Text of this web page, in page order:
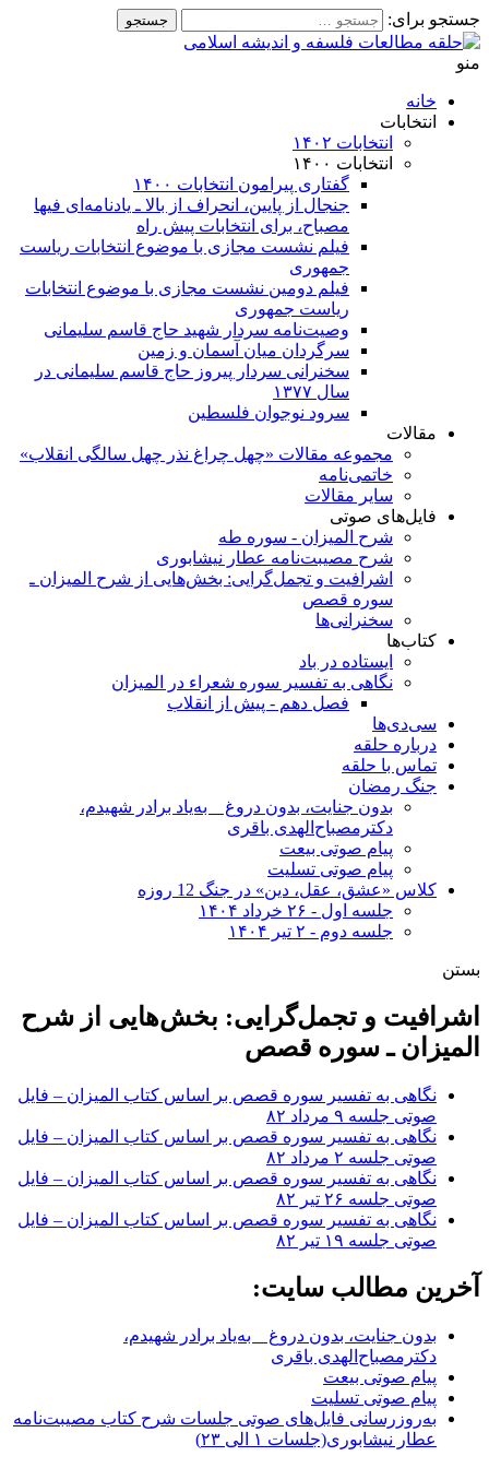
جستجو برای:
منو
خانه
انتخابات
انتخابات ۱۴۰۲
انتخابات ۱۴۰۰
گفتاری پیرامون انتخابات ۱۴۰۰
جنجال از پایین، انحراف از بالا ـ یادنامه‌ای فیها
مصباح، برای انتخابات پیش راه
فیلم نشست مجازی با موضوع انتخابات ریاست
جمهوری
فیلم دومین نشست مجازی با موضوع انتخابات
ریاست جمهوری
وصیت‌نامه سردار شهید حاج قاسم سلیمانی
سرگردان ميان آسمان و زمين
سخنرانی سردار پیروز حاج قاسم سلیمانی در
سال ۱۳۷۷
سرود نوجوان فلسطین
مقالات
مجموعه مقالات «چهل چراغ نذر چهل سالگی انقلاب»
خاتمی‌نامه
سایر مقالات
فایل‌های صوتی
شرح المیزان - سوره طه
شرح مصیبت‌نامه عطار نیشابوری
اشرافيت و تجمل‌گرايی: بخش‌هايی از شرح الميزان ـ
سوره قصص
سخنرانی‏‌ها
کتاب‌ها
ایستاده در باد
نگاهی به تفسیر سوره شعراء در المیزان
فصل دهم - پیش از انقلاب
سی‌دی‌ها
درباره حلقه
تماس با حلقه
جنگ رمضان
بدون جنایت، بدون دروغ _ به‌یاد برادر شهیدم،
دکترمصباح‌الهدی باقری
پیام صوتی بیعت
پیام صوتی تسلیت
کلاس «عشق، عقل، دین» در جنگ 12 روزه
جلسه اول - ۲۶ خرداد ۱۴۰۴
جلسه دوم - ۲ تیر ۱۴۰۴
بستن
اشرافیت و تجمل‌گرایی: بخش‌هایی از شرح
المیزان ـ سوره قصص
نگاهی به تفسیر سوره قصص بر اساس کتاب المیزان – فایل
صوتی جلسه ۹ مرداد ۸۲
نگاهی به تفسیر سوره قصص بر اساس کتاب المیزان – فایل
صوتی جلسه ۲ مرداد ۸۲
نگاهی به تفسیر سوره قصص بر اساس کتاب المیزان – فایل
صوتی جلسه ۲۶ تیر ۸۲
نگاهی به تفسیر سوره قصص بر اساس کتاب المیزان – فایل
صوتی جلسه ۱۹ تیر ۸۲
آخرین مطالب سایت:
بدون جنایت، بدون دروغ _ به‌یاد برادر شهیدم،
دکترمصباح‌الهدی باقری
پیام صوتی بیعت
پیام صوتی تسلیت
به‌روزرسانی فایل‌های صوتی جلسات شرح کتاب مصیبت‌نامه
عطار نیشابوری(جلسات ۱ الی ۲۳)